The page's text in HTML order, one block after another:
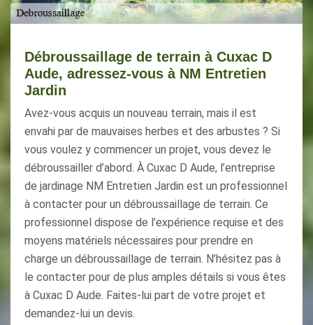
Débroussaillage de terrain à Cuxac D
Aude, adressez-vous à NM Entretien
Jardin
Avez-vous acquis un nouveau terrain, mais il est
envahi par de mauvaises herbes et des arbustes ? Si
vous voulez y commencer un projet, vous devez le
débroussailler d’abord. À Cuxac D Aude, l’entreprise
de jardinage NM Entretien Jardin est un professionnel
à contacter pour un débroussaillage de terrain. Ce
professionnel dispose de l’expérience requise et des
moyens matériels nécessaires pour prendre en
charge un débroussaillage de terrain. N’hésitez pas à
le contacter pour de plus amples détails si vous êtes
à Cuxac D Aude. Faites-lui part de votre projet et
demandez-lui un devis.